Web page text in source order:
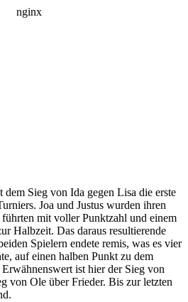
Sieg von Ida gegen Lisa die erste
Joa und Justus wurden ihren
mit voller Punktzahl und einem
Halbzeit. Das daraus resultierende
Spielern endete remis, was es vier
auf einen halben Punkt zu dem
ist hier der Sieg von
von Ole über Frieder. Bis zur letzten